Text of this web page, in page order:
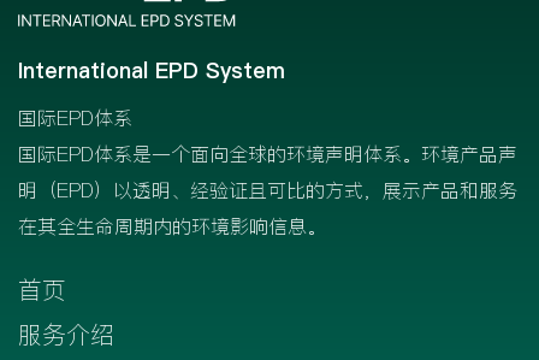
International EPD System
国际EPD体系
国际EPD体系是一个面向全球的环境声明体系。环境产品声
明（EPD）以透明、经验证且可比的方式，展示产品和服务
在其全生命周期内的环境影响信息。
首页
服务介绍